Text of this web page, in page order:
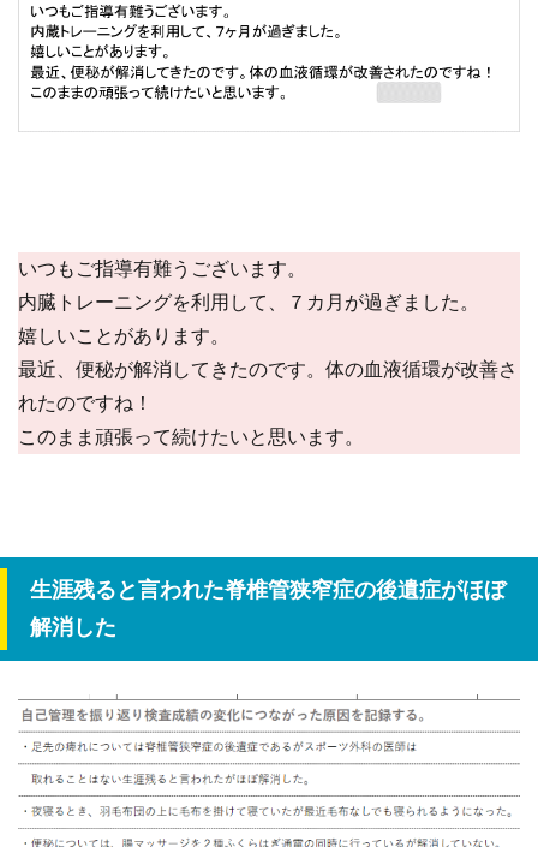
いつもご指導有難うございます。
内臓トレーニングを利用して、７カ月が過ぎました。
嬉しいことがあります。
最近、便秘が解消してきたのです。体の血液循環が改善さ
れたのですね！
このまま頑張って続けたいと思います。
生涯残ると言われた脊椎管狭窄症の後遺症がほぼ
解消した